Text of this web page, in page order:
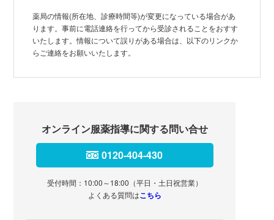
薬局の情報(所在地、診療時間等)が変更になっている場合があ
ります。事前に電話連絡を行ってから受診されることをおすす
いたします。情報について誤りがある場合は、以下のリンクか
らご連絡をお願いいたします。
オンライン服薬指導に関する問い合せ
0120-404-430
受付時間：10:00～18:00（平日・土日祝営業）
よくある質問はこちら